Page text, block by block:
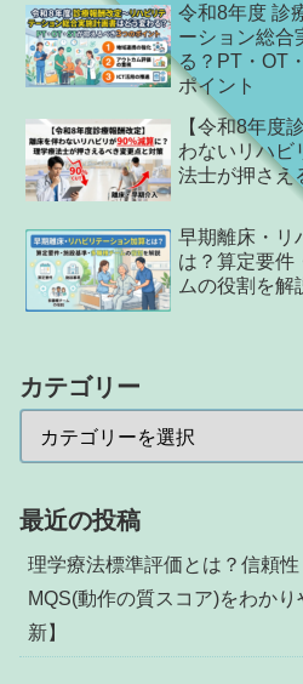
令和8年度 診
ーション総合
る？PT・OT
ポイント
【令和8年度
わないリハビ
法士が押さえ
早期離床・リ
は？算定要件
ムの役割を解
カテゴリー
最近の投稿
理学療法標準評価とは？信頼
MQS(動作の質スコア)をわか
新】